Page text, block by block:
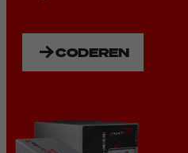
CODEREN